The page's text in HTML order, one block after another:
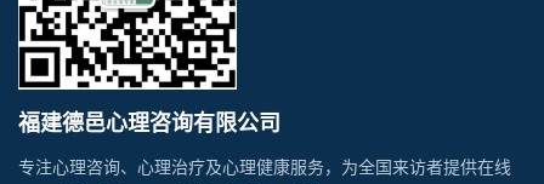
福建德邑心理咨询有限公司
专注心理咨询、心理治疗及心理健康服务，为全国来访者提供在线